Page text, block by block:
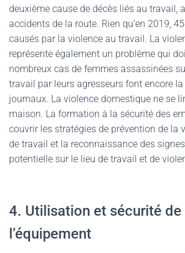
deuxième cause de décès liés au travail,
accidents de la route. Rien qu’en 2019,
causés par la violence au travail. La
représente également un problème qui
nombreux cas de femmes assassinées
travail par leurs agresseurs font encore
journaux. La violence domestique ne se
maison. La formation à la sécurité des
couvrir les stratégies de prévention de la
de travail et la reconnaissance des
potentielle sur le lieu de travail et de
4. Utilisation et sécurité de
l’équipement